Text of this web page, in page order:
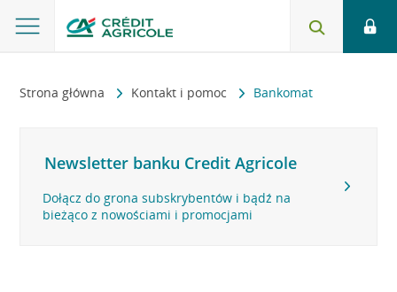
Strona główna Kontakt i pomoc Bankomat
Newsletter banku Credit Agricole
Dołącz do grona subskrybentów i bądź na
bieżąco z nowościami i promocjami